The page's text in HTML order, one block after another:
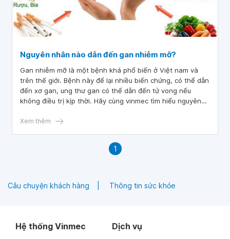
Nguyên nhân nào dẫn đến gan nhiễm mỡ?
Gan nhiễm mỡ là một bệnh khá phổ biến ở Việt nam và
trên thế giới. Bệnh này để lại nhiều biến chứng, có thể dẫn
đến xơ gan, ung thư gan có thể dẫn đến tử vong nếu
không điều trị kịp thời. Hãy cùng vinmec tìm hiểu nguyên
Xem thêm
1
Câu chuyện khách hàng Thông tin sức khỏe
Hệ thống Vinmec Dịch vụ